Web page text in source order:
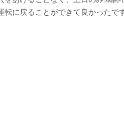
に戻ることができて良かったで